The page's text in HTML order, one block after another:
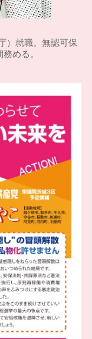
）就職。無認可保
める。